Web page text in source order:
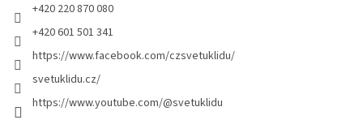
+420 220 870 080
+420 601 501 341
https://www.facebook.com/czsvetuklidu/
svetuklidu.cz/
https://www.youtube.com/@svetuklidu